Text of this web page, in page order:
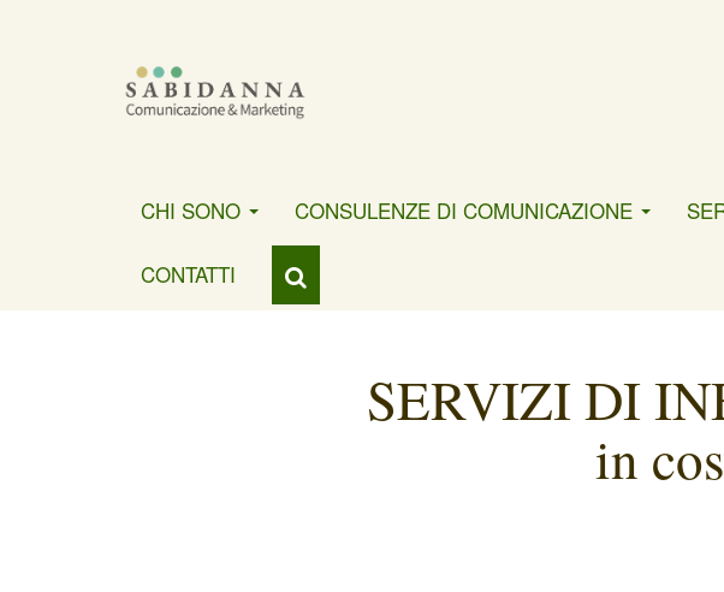
CHI SONO CONSULENZE DI COMUNICAZIONE
CONTATTI
SERVIZI DI
in